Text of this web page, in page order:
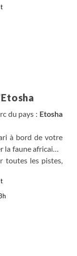
du pays : Etosha
à bord de votre
faune africaine.
toutes les pistes,
la réserve. Les
ce camp vous
rhinocéros noirs